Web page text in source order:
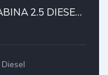
2.5 DIESEL 4X2
Diesel